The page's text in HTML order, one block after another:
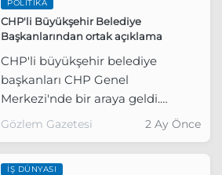
nektarin ihracatı yüzde 347’lik
artışla 90 milyon dolar oldu.
Şeftali ve nektarin ihracatında
hedef 250 milyon dolar olarak
konuldu.
POLITIKA
CHP'li Büyükşehir Belediye
Başkanlarından ortak açıklama
CHP'li büyükşehir belediye
başkanları CHP Genel
Merkezi'nde bir araya geldi.
Toplantının ardından ortak bir
Gözlem Gazetesi 2 Ay Önce
İŞ DÜNYASI